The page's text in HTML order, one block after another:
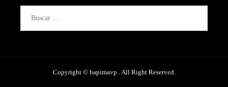
Copyright © bapimavp . All Right Reserved.